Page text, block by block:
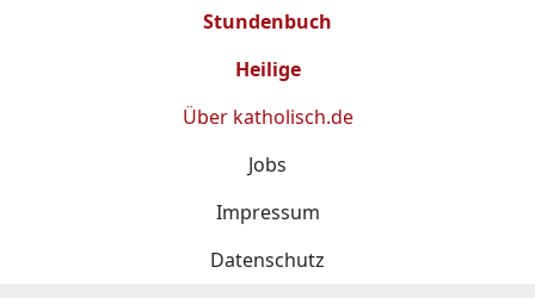
Stundenbuch
Heilige
Über katholisch.de
Jobs
Impressum
Datenschutz